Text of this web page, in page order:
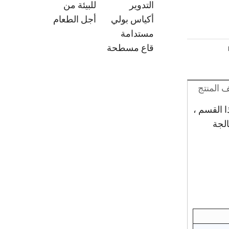
للبيئة من
أجل الطعام
التدوير
أكياس بولي
مستدامة
قاع مسطحة
المنتج
الأزرق. في هذا القسم ،